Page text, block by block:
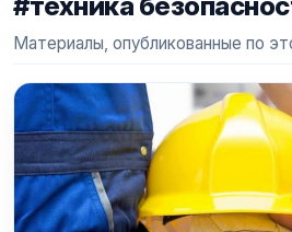
Материалы, опубликованные по